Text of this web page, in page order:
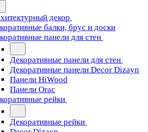
декор
балки, брус и доски
панели для стен
Декоративные панели для стен
Декоративные панели Decor Dizayn
Панели HiWood
Панели Orac
рейки
Декоративные рейки